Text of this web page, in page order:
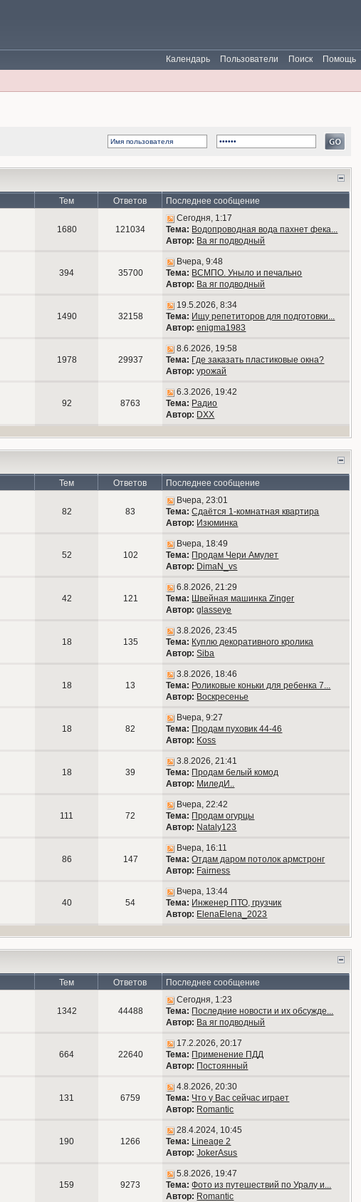
Помощь
Поиск
Пользователи
Календарь
Тем Ответов Последнее сообщение
1680 121034
Сегодня, 1:17
Тема: Водопроводная вода пахнет фека...
Автор: Ва яг подводный
394 35700
Вчера, 9:48
Тема: ВСМПО. Уныло и печально
Автор: Ва яг подводный
1490 32158
19.5.2026, 8:34
Тема: Ищу репетиторов для подготовки...
Автор: enigma1983
1978 29937
8.6.2026, 19:58
Тема: Где заказать пластиковые окна?
Автор: урожай
92 8763
6.3.2026, 19:42
Тема: Радио
Автор: DXX
Тем Ответов
Последнее сообщение
82 83
Вчера, 23:01
Тема: Сдаётся 1-комнатная квартира
Автор: Изюминка
52 102
Вчера, 18:49
Тема: Продам Чери Амулет
Автор: DimaN_vs
42 121
6.8.2026, 21:29
Тема: Швейная машинка Zinger
Автор: glasseye
18 135
3.8.2026, 23:45
Тема: Куплю декоративного кролика
Автор: Siba
18 13
3.8.2026, 18:46
Тема: Роликовые коньки для ребенка 7...
Автор: Воскресенье
18 82
Вчера, 9:27
Тема: Продам пуховик 44-46
Автор: Koss
18 39
3.8.2026, 21:41
Тема: Продам белый комод
Автор: МиледИ..
111 72
Вчера, 22:42
Тема: Продам огурцы
Автор: Nataly123
86 147
Вчера, 16:11
Тема: Отдам даром потолок армстронг
Автор: Fairness
40 54
Вчера, 13:44
Тема: Инженер ПТО, грузчик
Автор: ElenaElena_2023
Тем Ответов Последнее сообщение
1342 44488
Сегодня, 1:23
Тема: Последние новости и их обсужде...
Автор: Ва яг подводный
664 22640
17.2.2026, 20:17
Тема: Применение ПДД
Автор: Постоянный
131 6759
4.8.2026, 20:30
Тема: Что у Вас сейчас играет
Автор: Romantic
190 1266
28.4.2024, 10:45
Тема: Lineage 2
Автор: JokerAsus
159 9273
5.8.2026, 19:47
Тема: Фото из путешествий по Уралу и...
Автор: Romantic